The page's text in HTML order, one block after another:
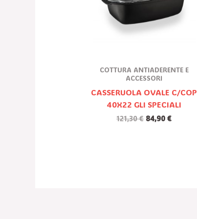
COTTURA ANTIADERENTE E
ACCESSORI
CASSERUOLA OVALE C/COP
40X22 GLI SPECIALI
121,30€ 84,90€